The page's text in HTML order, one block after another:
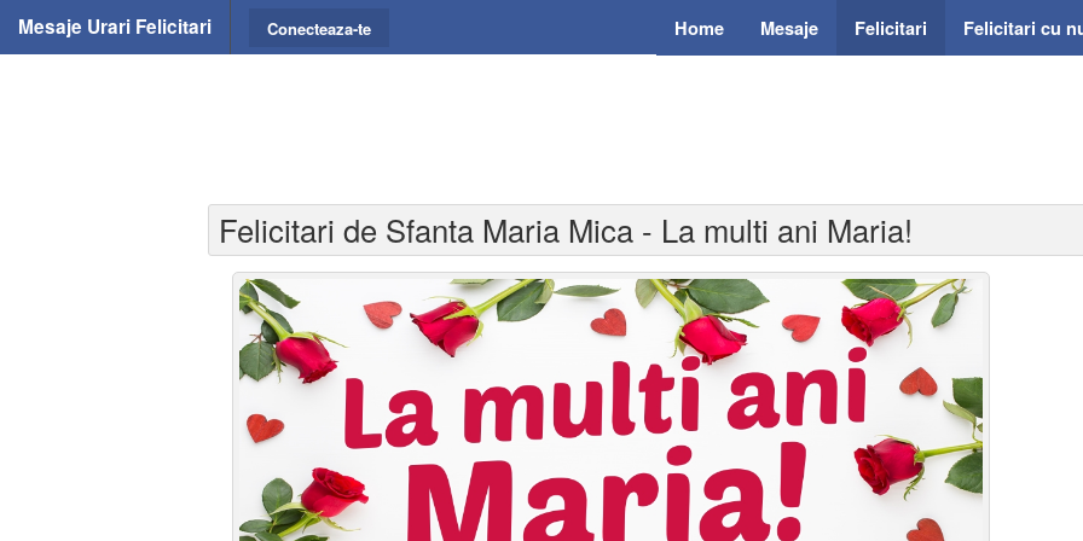
Mesaje Urari Felicitari Home Mesaje Felicitari Felicitari cu
Conecteaza-te
Felicitari de Sfanta Maria Mica - La multi ani Maria!